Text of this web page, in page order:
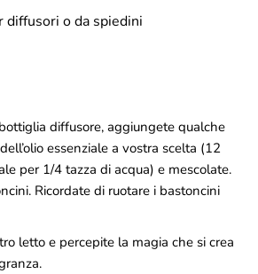
diffusori o da spiedini
diffusore, aggiungete qualche
essenziale a vostra scelta (12
per 1/4 tazza di acqua) e mescolate.
Ricordate di ruotare i bastoncini
letto e percepite la magia che si crea